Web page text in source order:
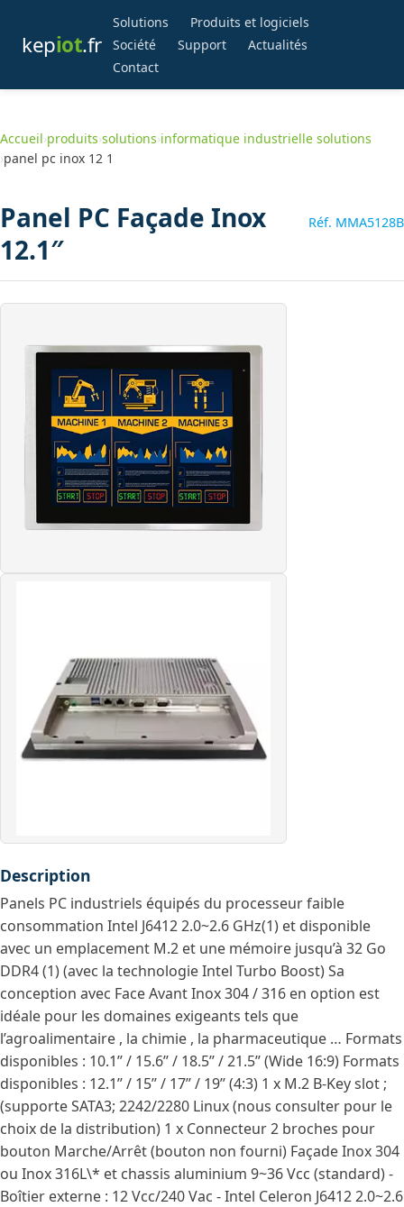
kepiot.fr
Solutions
Produits et logiciels
Société
Support
Actualités
Contact
Accueil›produits›solutions›informatique industrielle solutions
›panel pc inox 12 1
Panel PC Façade Inox
12.1″
Réf. MMA5128B
Description
Panels PC industriels équipés du processeur faible
consommation Intel J6412 2.0~2.6 GHz(1) et disponible
avec un emplacement M.2 et une mémoire jusqu’à 32 Go
DDR4 (1) (avec la technologie Intel Turbo Boost) Sa
conception avec Face Avant Inox 304 / 316 en option est
idéale pour les domaines exigeants tels que
l’agroalimentaire , la chimie , la pharmaceutique … Formats
disponibles : 10.1’’ / 15.6’’ / 18.5’’ / 21.5’’ (Wide 16:9) Formats
disponibles : 12.1’’ / 15’’ / 17’’ / 19’’ (4:3) 1 x M.2 B-Key slot ;
(supporte SATA3; 2242/2280 Linux (nous consulter pour le
choix de la distribution) 1 x Connecteur 2 broches pour
bouton Marche/Arrêt (bouton non fourni) Façade Inox 304
ou Inox 316L\* et chassis aluminium 9~36 Vcc (standard) -
Boîtier externe : 12 Vcc/240 Vac - Intel Celeron J6412 2.0~2.6